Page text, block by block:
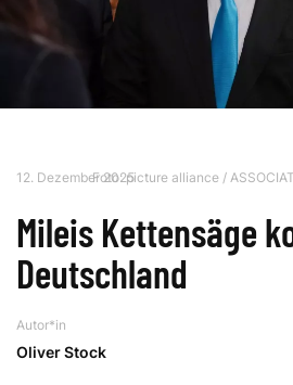
12. Dezember 2025Foto: picture alliance /
Mileis Kettensäge
Deutschland
Autor*in
Oliver Stock